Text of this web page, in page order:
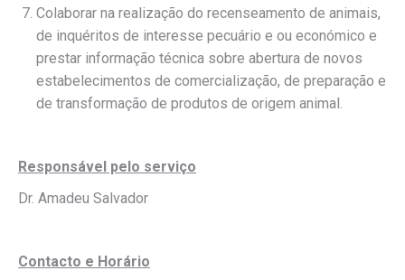
Colaborar na realização do recenseamento de animais,
de inquéritos de interesse pecuário e ou económico e
prestar informação técnica sobre abertura de novos
estabelecimentos de comercialização, de preparação e
de transformação de produtos de origem animal.
Responsável pelo serviço
Dr. Amadeu Salvador
Contacto e Horário